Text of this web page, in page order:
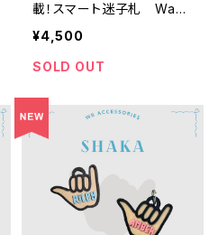
載！スマート迷子札 Wavy
Surfboard
¥4,500
SOLD OUT